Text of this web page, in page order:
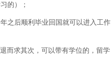
的）；
之后顺利毕业回国就可以进入工作
而求其次，可以带有学位的，留学